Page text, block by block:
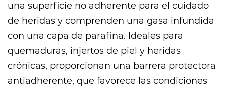
una superficie no adherente para el cuidado
de heridas y comprenden una gasa infundida
con una capa de parafina. Ideales para
quemaduras, injertos de piel y heridas
crónicas, proporcionan una barrera protectora
antiadherente, que favorece las condiciones